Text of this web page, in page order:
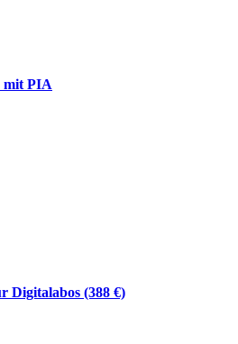
mit PIA
Digitalabos (388 €)